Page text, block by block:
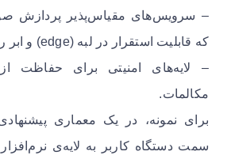
که قابلیت استقرار در لبه (edge) و ابر را دارند؛
– لایه‌های امنیتی برای حفاظت
مکالمات.
برای نمونه، در یک معماری